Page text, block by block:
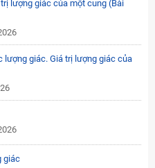
lượng giác của một cung (Bài
lượng giác. Giá trị lượng giác của
giác